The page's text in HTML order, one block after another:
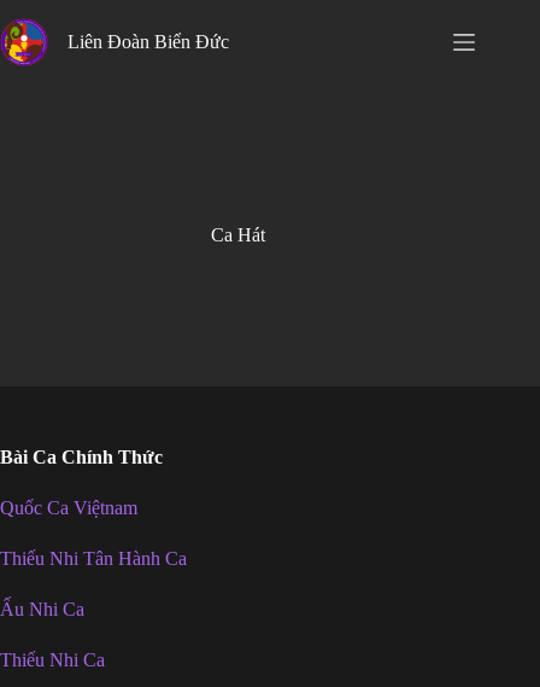
to
content
Liên Đoàn Biển Đức
Ca Hát
Bài Ca Chính Thức
Quốc Ca Việtnam
Thiếu Nhi Tân Hành Ca
Ấu Nhi Ca
Thiếu Nhi Ca